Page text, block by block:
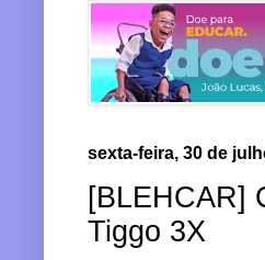
sexta-feira, 30 de
[BLEHCAR]
Tiggo 3X